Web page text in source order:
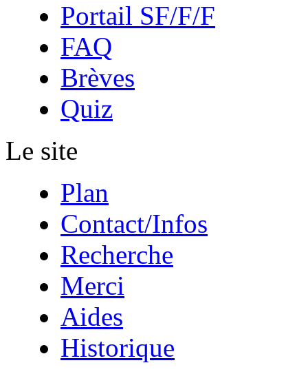
Portail SF/F/F
FAQ
Brèves
Quiz
Le site
Plan
Contact/Infos
Recherche
Merci
Aides
Historique